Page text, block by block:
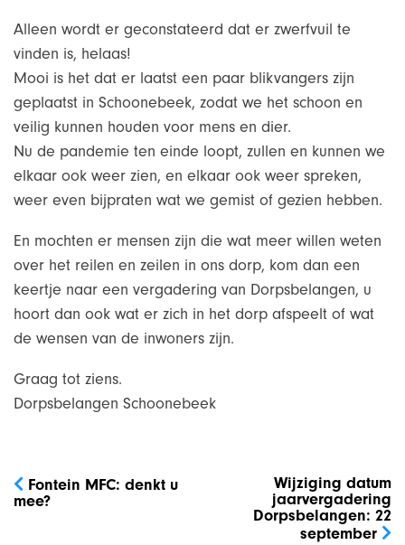
Alleen wordt er geconstateerd dat er zwerfvuil te
vinden is, helaas!
Mooi is het dat er laatst een paar blikvangers zijn
geplaatst in Schoonebeek, zodat we het schoon en
veilig kunnen houden voor mens en dier.
Nu de pandemie ten einde loopt, zullen en kunnen we
elkaar ook weer zien, en elkaar ook weer spreken,
weer even bijpraten wat we gemist of gezien hebben.
En mochten er mensen zijn die wat meer willen weten
over het reilen en zeilen in ons dorp, kom dan een
keertje naar een vergadering van Dorpsbelangen, u
hoort dan ook wat er zich in het dorp afspeelt of wat
de wensen van de inwoners zijn.
Graag tot ziens.
Dorpsbelangen Schoonebeek
navigatie
Fontein MFC: denkt u
mee?
Wijziging datum
jaarvergadering
Dorpsbelangen: 22
september